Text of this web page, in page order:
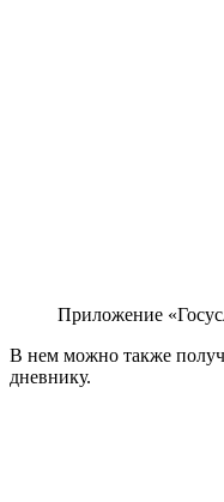
Приложение
В нем можно также
дневнику.